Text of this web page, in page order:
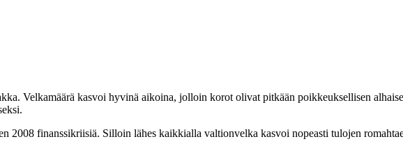
Velkamäärä kasvoi hyvinä aikoina, jolloin korot olivat pitkään poikkeuksellisen
2008 finanssikriisiä. Silloin lähes kaikkialla valtionvelka kasvoi nopeasti tulojen